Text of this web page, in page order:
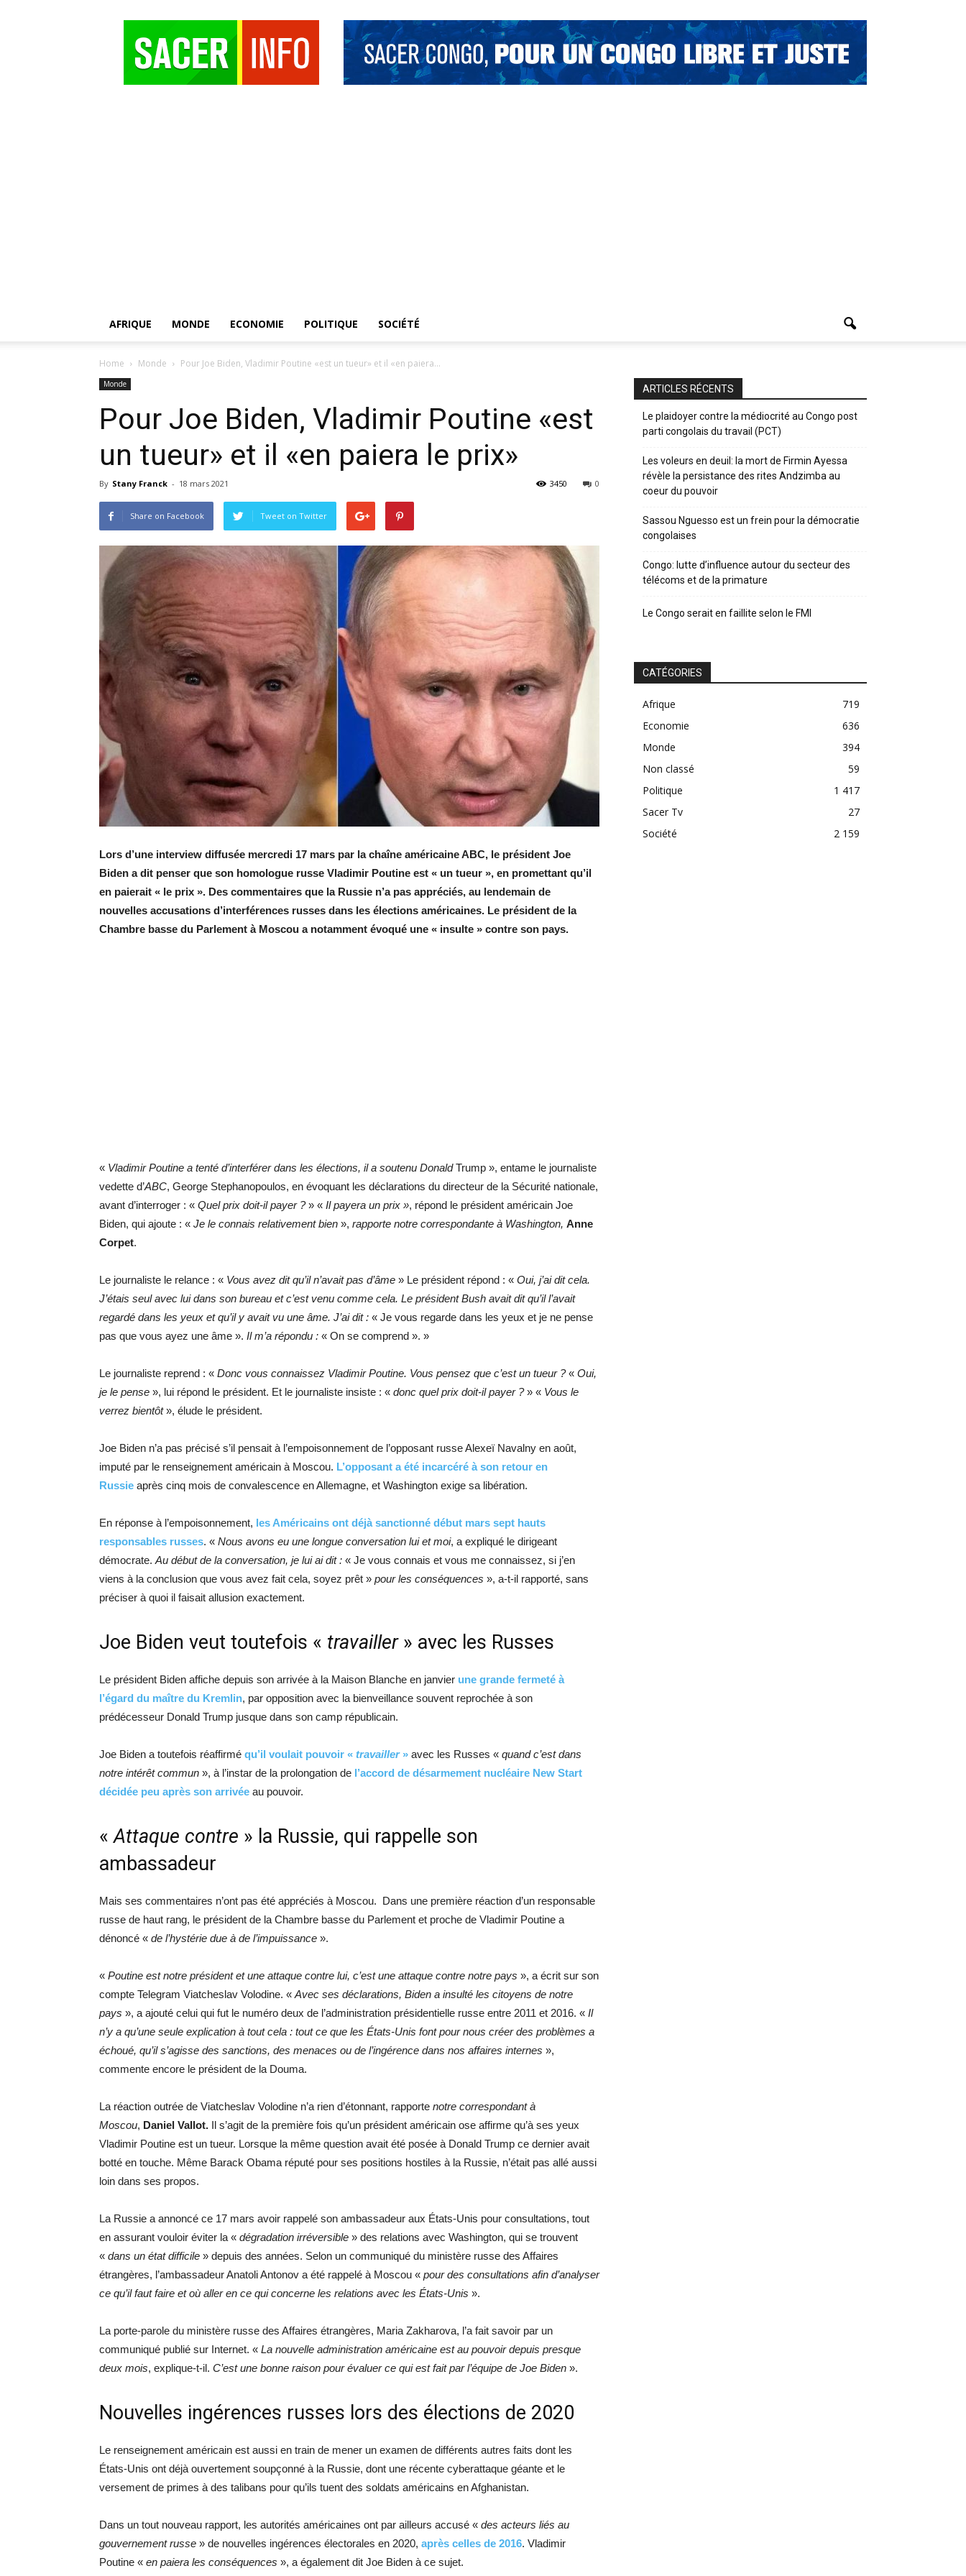
AFRIQUE MONDE ECONOMIE POLITIQUE SOCIÉTÉ
Home Monde Pour Joe Biden, Vladimir Poutine «est un tueur» et il «en paiera...
Monde
Pour Joe Biden, Vladimir Poutine «est
un tueur» et il «en paiera le prix»
By Stany Franck - 18 mars 2021 0
3450
Share on Facebook Tweet on Twitter
Lors d’une interview diffusée mercredi 17 mars par la chaîne américaine ABC, le président Joe
Biden a dit penser que son homologue russe Vladimir Poutine est « un tueur », en promettant qu’il
en paierait « le prix ». Des commentaires que la Russie n’a pas appréciés, au lendemain de
nouvelles accusations d’interférences russes dans les élections américaines. Le président de la
Chambre basse du Parlement à Moscou a notamment évoqué une « insulte » contre son pays.
« Vladimir Poutine a tenté d’interférer dans les élections, il a soutenu DonaldTrump », entame le journaliste
vedette d’ABC, George Stephanopoulos, en évoquant les déclarations du directeur de la Sécurité nationale,
avant d’interroger : « Quel prix doit-il payer ?» « Il payera un prix », répond le président américain Joe
Biden, qui ajoute : « Je le connais relativement bien », rapporte notre correspondante à Washington, Anne
Corpet.
Le journaliste le relance : « Vous avez dit qu’il n’avait pas d’âme » Le président répond : « Oui, j’ai dit cela.
J’étais seul avec lui dans son bureau et c’est venu comme cela. Le président Bush avait dit qu’il l’avait
regardé dans les yeux et qu’il y avait vu une âme. J’ai dit : « Je vous regarde dans les yeux et je ne pense
pas que vous ayez une âme ». Il m’a répondu : « On se comprend ». »
Le journaliste reprend : « Donc vous connaissez Vladimir Poutine. Vous pensez que c’est un tueur ?« Oui,
je le pense », lui répond le président. Et le journaliste insiste : « donc quel prix doit-il payer ?» « Vous le
verrez bientôt», élude le président.
Joe Biden n’a pas précisé s’il pensait à l’empoisonnement de l’opposant russe Alexeï Navalny en août,
imputé par le renseignement américain à Moscou. L’opposant a été incarcéré à son retour en
Russie après cinq mois de convalescence en Allemagne, et Washington exige sa libération.
En réponse à l’empoisonnement, les Américains ont déjà sanctionné début mars sept hauts
responsables russes. « Nous avons eu une longue conversation lui et moi, a expliqué le dirigeant
démocrate. Au début de la conversation, je lui ai dit : « Je vous connais et vous me connaissez, si j’en
viens à la conclusion que vous avez fait cela, soyez prêt » pour les conséquences », a-t-il rapporté, sans
préciser à quoi il faisait allusion exactement.
Joe Biden veut toutefois « travailler» avec les Russes
Le président Biden affiche depuis son arrivée à la Maison Blanche en janvier une grande fermeté à
l’égard du maître du Kremlin, par opposition avec la bienveillance souvent reprochée à son
prédécesseur Donald Trump jusque dans son camp républicain.
Joe Biden a toutefois réaffirmé qu’il voulait pouvoir « travailler» avec les Russes « quand c’est dans
notre intérêt commun », à l’instar de la prolongation de l’accord de désarmement nucléaire New Start
décidée peu après son arrivée au pouvoir.
«Attaque contre » la Russie, qui rappelle son
ambassadeur
Mais ses commentaires n’ont pas été appréciés à Moscou. Dans une première réaction d’un responsable
russe de haut rang, le président de la Chambre basse du Parlement et proche de Vladimir Poutine a
dénoncé « de l’hystérie due à de l’impuissance ».
« Poutine est notre président et une attaque contre lui, c’est une attaque contre notre pays », a écrit sur son
compte Telegram Viatcheslav Volodine. « Avec ses déclarations, Biden a insulté les citoyens de notre
pays », a ajouté celui qui fut le numéro deux de l’administration présidentielle russe entre 2011 et 2016. « Il
n’y a qu’une seule explication à tout cela : tout ce que les États-Unis font pour nous créer des problèmes a
échoué, qu’il s’agisse des sanctions, des menaces ou de l’ingérence dans nos affaires internes »,
commente encore le président de la Douma.
La réaction outrée de Viatcheslav Volodine n’a rien d’étonnant, rapporte notre correspondant à
Moscou, Daniel Vallot. Il s’agit de la première fois qu’un président américain ose affirme qu’à ses yeux
Vladimir Poutine est un tueur. Lorsque la même question avait été posée à Donald Trump ce dernier avait
botté en touche. Même Barack Obama réputé pour ses positions hostiles à la Russie, n’était pas allé aussi
loin dans ses propos.
La Russie a annoncé ce 17 mars avoir rappelé son ambassadeur aux États-Unis pour consultations, tout
en assurant vouloir éviter la « dégradation irréversible » des relations avec Washington, qui se trouvent
« dans un état difficile » depuis des années. Selon un communiqué du ministère russe des Affaires
étrangères, l’ambassadeur Anatoli Antonov a été rappelé à Moscou « pour des consultations afin d’analyser
ce qu’il faut faire et où aller en ce qui concerne les relations avec les États-Unis ».
La porte-parole du ministère russe des Affaires étrangères, Maria Zakharova, l’a fait savoir par un
communiqué publié sur Internet. « La nouvelle administration américaine est au pouvoir depuis presque
deux mois, explique-t-il. C’est une bonne raison pour évaluer ce qui est fait par l’équipe de Joe Biden ».
Nouvelles ingérences russes lors des élections de 2020
Le renseignement américain est aussi en train de mener un examen de différents autres faits dont les
États-Unis ont déjà ouvertement soupçonné à la Russie, dont une récente cyberattaque géante et le
versement de primes à des talibans pour qu’ils tuent des soldats américains en Afghanistan.
Dans un tout nouveau rapport, les autorités américaines ont par ailleurs accusé « des acteurs liés au
gouvernement russe » de nouvelles ingérences électorales en 2020, après celles de 2016. Vladimir
Poutine « en paiera les conséquences », a également dit Joe Biden à ce sujet.
ARTICLES RÉCENTS
Le plaidoyer contre la médiocrité au Congo post
parti congolais du travail (PCT)
Les voleurs en deuil: la mort de Firmin Ayessa
révèle la persistance des rites Andzimba au
coeur du pouvoir
Sassou Nguesso est un frein pour la démocratie
congolaises
Congo: lutte d’influence autour du secteur des
télécoms et de la primature
Le Congo serait en faillite selon le FMI
CATÉGORIES
Afrique
719
Economie
636
Monde
394
Non classé
59
Politique
1 417
Sacer Tv
27
Société
2 159